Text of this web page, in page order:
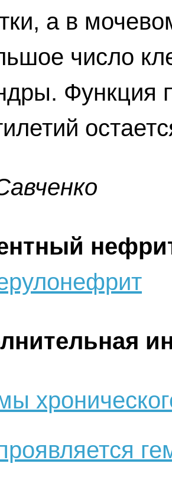
а в
число
Функция